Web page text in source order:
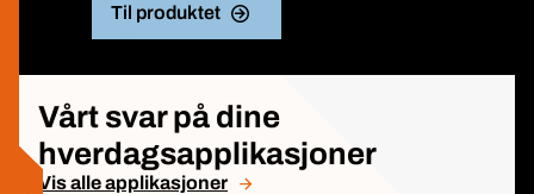
Til produktet
Vårt svar på dine
hverdagsapplikasjoner
Vis alle applikasjoner